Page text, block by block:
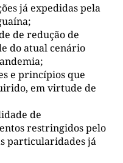
já expedidas pela
de redução de
do atual cenário
e princípios que
em virtude de
de
restringidos pelo
particularidades já